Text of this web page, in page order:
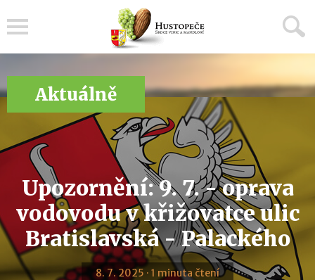
Aktuálně
Upozornění: 9. 7. - oprava
vodovodu v křižovatce ulic
Bratislavská - Palackého
8. 7. 2025 · 1 minuta čtení